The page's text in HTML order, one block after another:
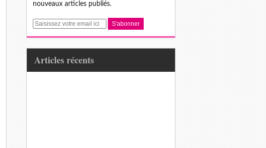
nouveaux articles publiés.
E
articles récents